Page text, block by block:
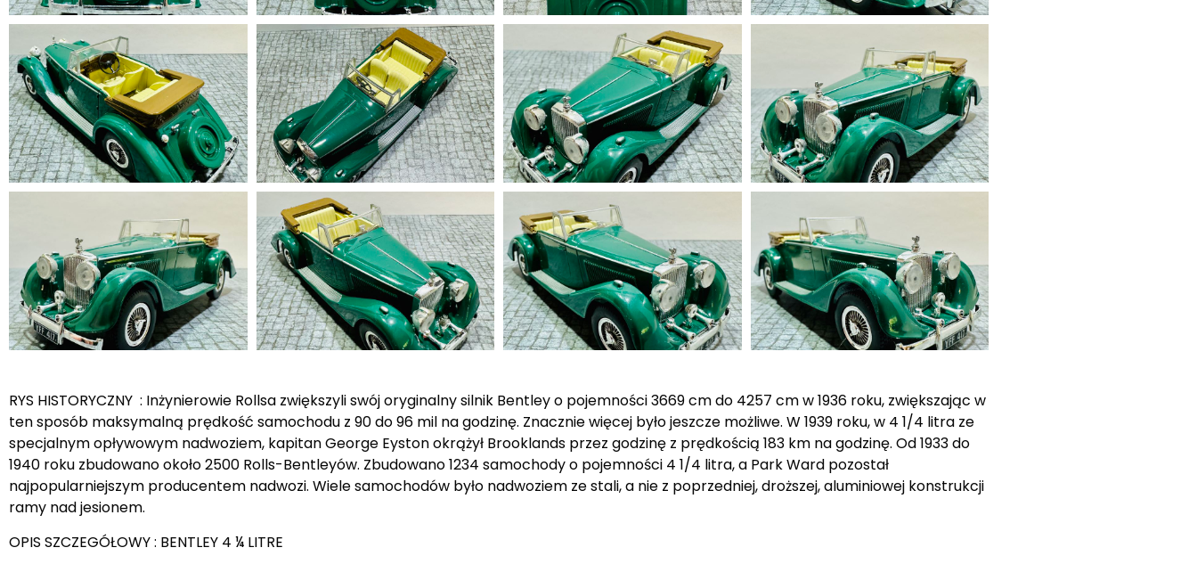
RYS HISTORYCZNY : Inżynierowie Rollsa zwiększyli swój oryginalny silnik Bentley o pojemności 3669 cm do 4257 cm w 1936 roku, zwiększając w
ten sposób maksymalną prędkość samochodu z 90 do 96 mil na godzinę. Znacznie więcej było jeszcze możliwe. W 1939 roku, w 4 1/4 litra ze
specjalnym opływowym nadwoziem, kapitan George Eyston okrążył Brooklands przez godzinę z prędkością 183 km na godzinę. Od 1933 do
1940 roku zbudowano około 2500 Rolls-Bentleyów. Zbudowano 1234 samochody o pojemności 4 1/4 litra, a Park Ward pozostał
najpopularniejszym producentem nadwozi. Wiele samochodów było nadwoziem ze stali, a nie z poprzedniej, droższej, aluminiowej konstrukcji
ramy nad jesionem.
OPIS SZCZEGÓŁOWY : BENTLEY 4 ¼ LITRE